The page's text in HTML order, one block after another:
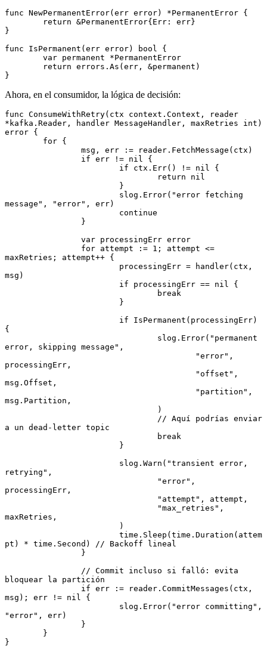
func NewPermanentError(err error) *PermanentError {
	return
&PermanentError{Err: err}
}
func IsPermanent (err error) bool
{
	var
permanent *PermanentError
	return
errors. As (err, &permanent)
}
Ahora, en el consumidor, la lógica de decisión:
func ConsumeWithRetry(ctx context . Context
* kafka . Reader , handler MessageHandler , maxRetries int
error {
	for
{
		msg, err
:= reader. FetchMessage (ctx)
		if
err != nil
{
			if
ctx. Err() != nil
{
				return
nil
			}
			slog.
Error( "error fetching
message" , "error" , err)
			continue
		}
		var
processingErr error
		for
attempt := 1 ; attempt <=
maxRetries; attempt++ {
			processingErr
= handler(ctx,
msg)
			if
processingErr == nil
{
				break
			}
			if
IsPermanent (processingErr)
{
				slog.
Error( "permanent
error, skipping message" ,
					"error"
,
processingErr,
					"offset"
,
msg.Offset,
					"partition"
,
msg.Partition,
				)
a un dead-letter topic
				break
			}
			slog.
Warn ( "transient error,
retrying" ,
				"error"
,
processingErr,
				"attempt"
, attempt,
				"max_retries"
,
maxRetries,
			)
			time.
Sleep (time. Duration (attem
pt) * time.Second)
// Backoff lineal
		}
bloquear la partición
		if
err := reader. CommitMessages (ctx,
msg); err
!= nil
{
			slog.
Error( "error committing"
"error" , err)
		}
	}
}